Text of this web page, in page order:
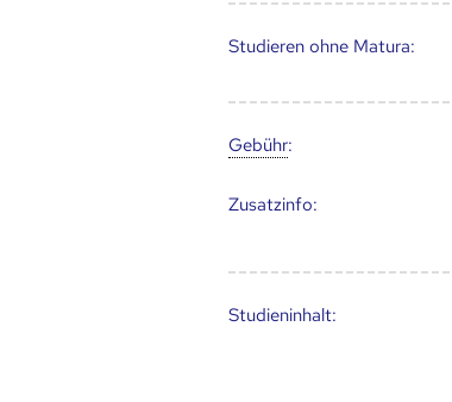
Studieren ohne Matura:
Gebühr:
Zusatz­info:
Studien­inhalt: